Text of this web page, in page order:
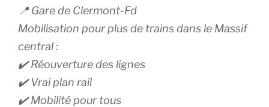
📍 Gare de Clermont-Fd
Mobilisation pour plus de trains dans le Massif
central :
✔️ Réouverture des lignes
✔️ Vrai plan rail
✔️ Mobilité pour tous